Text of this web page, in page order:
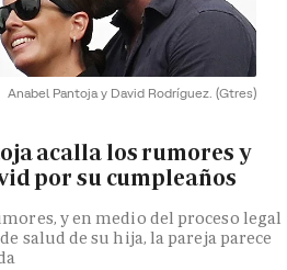
Anabel Pantoja y David Rodríguez. (Gtres)
acalla los rumores y
por su cumpleaños
y en medio del proceso legal
salud de su hija, la pareja parece